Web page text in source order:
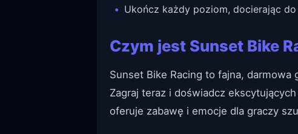
Ukończ każdy poziom, docierając
Czym jest Sunset Bike
Sunset Bike Racing to fajna,
Zagraj teraz i doświadcz
oferuje zabawę i emocje dla graczy